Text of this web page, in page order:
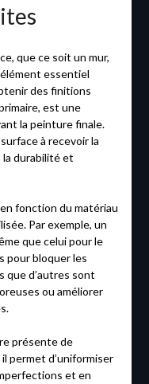
que ce soit un mur,
essentiel
des finitions
est une
la peinture finale.
à recevoir la
la durabilité et
fonction du matériau
Par exemple, un
que celui pour le
pour bloquer les
que d’autres sont
ou améliorer
présente de
permet d’uniformiser
et en